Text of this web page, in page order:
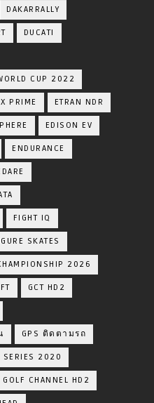
DAKARRALLY
DUCATI
CUP 2022
PRIME ETRAN NDR
EDISON EV
ENDURANCE
FIGHT IQ
SKATES
2026
GCT HD2
GPS ติดตามรถ
SERIES 2020
GOLF CHANNEL HD2